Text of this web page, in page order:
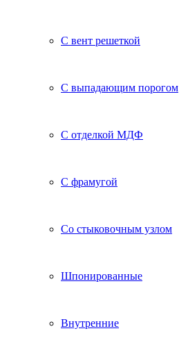
С вент решеткой
С выпадающим порогом
С отделкой МДФ
С фрамугой
Со стыковочным узлом
Шпонированные
Внутренние